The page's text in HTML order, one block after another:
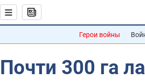
Герои войны
Почти 300 га